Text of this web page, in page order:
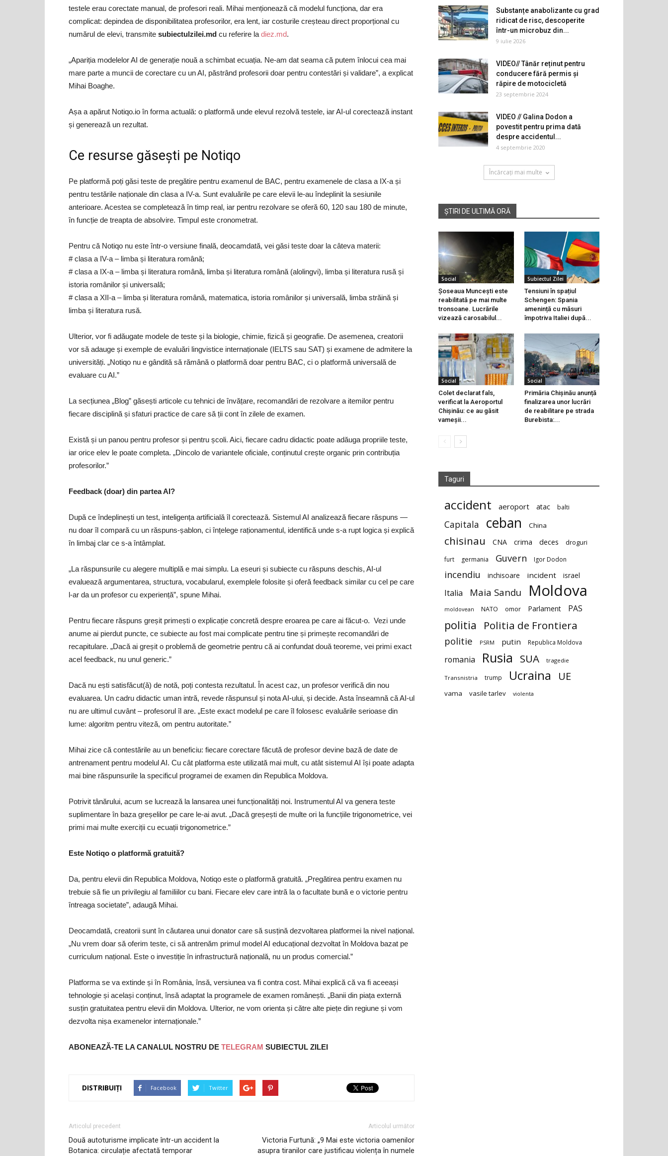
testele erau corectate manual, de profesori reali. Mihai menționează că modelul funcționa, dar era
complicat: depindea de disponibilitatea profesorilor, era lent, iar costurile creșteau direct proporțional cu
numărul de elevi, transmite subiectulzilei.md cu referire la diez.md.
„Apariția modelelor AI de generație nouă a schimbat ecuația. Ne-am dat seama că putem înlocui cea mai
mare parte a muncii de corectare cu un AI, păstrând profesorii doar pentru contestări și validare”, a explicat
Mihai Boaghe.
Așa a apărut Notiqo.io în forma actuală: o platformă unde elevul rezolvă testele, iar AI-ul corectează instant
și generează un rezultat.
Ce resurse găsești pe Notiqo
Pe platformă poți găsi teste de pregătire pentru examenul de BAC, pentru examenele de clasa a IX-a și
pentru testările naționale din clasa a IV-a. Sunt evaluările pe care elevii le-au îndeplinit la sesiunile
anterioare. Acestea se completează în timp real, iar pentru rezolvare se oferă 60, 120 sau 180 de minute,
în funcție de treapta de absolvire. Timpul este cronometrat.
Pentru că Notiqo nu este într-o versiune finală, deocamdată, vei găsi teste doar la câteva materii:
# clasa a IV-a – limba și literatura română;
# clasa a IX-a – limba și literatura română, limba și literatura română (alolingvi), limba și literatura rusă și
istoria românilor și universală;
# clasa a XII-a – limba și literatura română, matematica, istoria românilor și universală, limba străină și
limba și literatura rusă.
Ulterior, vor fi adăugate modele de teste și la biologie, chimie, fizică și geografie. De asemenea, creatorii
vor să adauge și exemple de evaluări lingvistice internaționale (IELTS sau SAT) și examene de admitere la
universități. „Notiqo nu e gândită să rămână o platformă doar pentru BAC, ci o platformă universală de
evaluare cu AI.”
La secțiunea „Blog” găsești articole cu tehnici de învățare, recomandări de rezolvare a itemilor pentru
fiecare disciplină și sfaturi practice de care să ții cont în zilele de examen.
Există și un panou pentru profesor și pentru școli. Aici, fiecare cadru didactic poate adăuga propriile teste,
iar orice elev le poate completa. „Dincolo de variantele oficiale, conținutul crește organic prin contribuția
profesorilor.”
Feedback (doar) din partea AI?
După ce îndeplinești un test, inteligența artificială îl corectează. Sistemul AI analizează fiecare răspuns —
nu doar îl compară cu un răspuns-șablon, ci înțelege raționamentul, identifică unde s-a rupt logica și explică
în limbaj clar ce s-a întâmplat.
„La răspunsurile cu alegere multiplă e mai simplu. La eseuri și subiecte cu răspuns deschis, AI-ul
evaluează argumentarea, structura, vocabularul, exemplele folosite și oferă feedback similar cu cel pe care
l-ar da un profesor cu experiență”, spune Mihai.
Pentru fiecare răspuns greșit primești o explicație concretă despre eroarea pe care ai făcut-o. Vezi unde
anume ai pierdut puncte, ce subiecte au fost mai complicate pentru tine și primește recomandări de
recapitulare. „Dacă ai greșit o problemă de geometrie pentru că ai confundat două teoreme, vei primi exact
acel feedback, nu unul generic.”
Dacă nu ești satisfăcut(ă) de notă, poți contesta rezultatul. În acest caz, un profesor verifică din nou
evaluarea. Un cadru didactic uman intră, revede răspunsul și nota AI-ului, și decide. Asta înseamnă că AI-ul
nu are ultimul cuvânt – profesorul îl are. „Este exact modelul pe care îl folosesc evaluările serioase din
lume: algoritm pentru viteză, om pentru autoritate.”
Mihai zice că contestările au un beneficiu: fiecare corectare făcută de profesor devine bază de date de
antrenament pentru modelul AI. Cu cât platforma este utilizată mai mult, cu atât sistemul AI își poate adapta
mai bine răspunsurile la specificul programei de examen din Republica Moldova.
Potrivit tânărului, acum se lucrează la lansarea unei funcționalități noi. Instrumentul AI va genera teste
suplimentare în baza greșelilor pe care le-ai avut. „Dacă greșești de multe ori la funcțiile trigonometrice, vei
primi mai multe exerciții cu ecuații trigonometrice.”
Este Notiqo o platformă gratuită?
Da, pentru elevii din Republica Moldova, Notiqo este o platformă gratuită. „Pregătirea pentru examen nu
trebuie să fie un privilegiu al familiilor cu bani. Fiecare elev care intră la o facultate bună e o victorie pentru
întreaga societate”, adaugă Mihai.
Deocamdată, creatorii sunt în căutarea unui donator care să susțină dezvoltarea platformei la nivel național.
„Nu vrem doar să oferim teste, ci să antrenăm primul model AI educațional dezvoltat în Moldova bazat pe
curriculum național. Este o investiție în infrastructură națională, nu un produs comercial.”
Platforma se va extinde și în România, însă, versiunea va fi contra cost. Mihai explică că va fi aceeași
tehnologie și același conținut, însă adaptat la programele de examen românești. „Banii din piața externă
susțin gratuitatea pentru elevii din Moldova. Ulterior, ne vom orienta și către alte piețe din regiune și vom
dezvolta nișa examenelor internaționale.”
ABONEAZĂ-TE LA CANALUL NOSTRU DE TELEGRAM SUBIECTUL ZILEI
DISTRIBUIȚI Facebook Twitter
Articolul precedent
Două autoturisme implicate într-un accident la
Botanica: circulație afectată temporar
Articolul următor
Victoria Furtună: „9 Mai este victoria oamenilor
asupra tiranilor care justificau violența în numele
Substanțe anabolizante cu grad
ridicat de risc, descoperite
într-un microbuz din...
9 iulie 2026
VIDEO// Tânăr reținut pentru
conducere fără permis și
răpire de motocicletă
23 septembrie 2024
VIDEO // Galina Dodon a
povestit pentru prima dată
despre accidentul...
4 septembrie 2020
Încărcați mai multe
ȘTIRI DE ULTIMĂ ORĂ
Social
Șoseaua Muncești este
reabilitată pe mai multe
tronsoane. Lucrările
vizează carosabilul...
Subiectul Zilei
Tensiuni în spațiul
Schengen: Spania
amenință cu măsuri
împotriva Italiei după...
Social
Colet declarat fals,
verificat la Aeroportul
Chișinău: ce au găsit
vameșii...
Social
Primăria Chișinău anunță
finalizarea unor lucrări
de reabilitare pe strada
Burebista:...
Taguri
accident aeroport atac balti
Capitala ceban China
chisinau CNA crima deces droguri
furt germania Guvern Igor Dodon
incendiu inchisoare incident israel
Italia Maia Sandu Moldova
moldovean NATO omor Parlament PAS
politia Politia de Frontiera
politie PSRM putin Republica Moldova
romania Rusia SUA tragedie
Transnistria trump Ucraina UE
vama vasile tarlev violenta